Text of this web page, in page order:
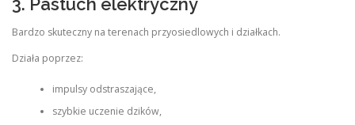
Bardzo skuteczny na terenach przyosiedlowych i działkach.
Działa poprzez:
impulsy odstraszające,
szybkie uczenie dzików,